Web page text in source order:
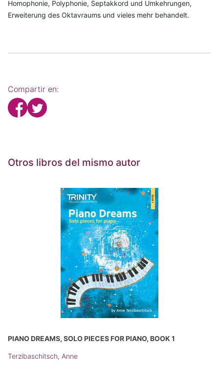
Homophonie, Polyphonie, Septakkord und Umkehrungen,
Erweiterung des Oktavraums und vieles mehr behandelt.
Compartir en:
Otros libros del mismo autor
PIANO DREAMS, SOLO PIECES FOR PIANO, BOOK 1
Terzibaschitsch, Anne